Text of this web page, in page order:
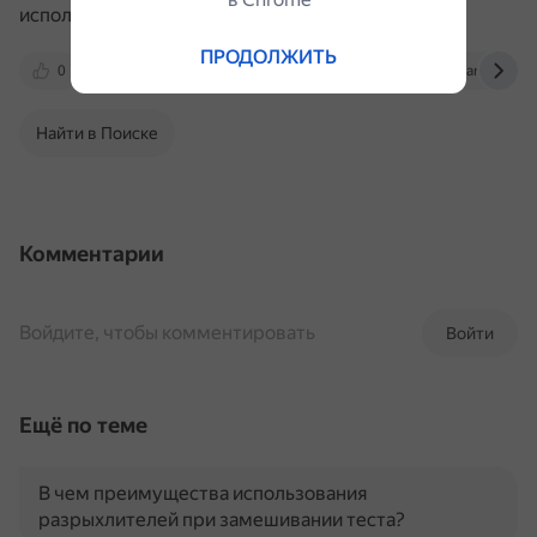
использовать газированную воду или пиво.
0 lifehacker.ru povar.ru
Найти в Поиске
Комментарии
Войти
Войдите, чтобы комментировать
Ещё по теме
В чем преимущества использования
разрыхлителей при замешивании теста?
ПРОДОЛЖИТЬ